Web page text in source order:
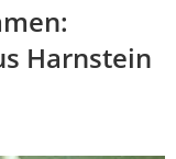
Harnstein